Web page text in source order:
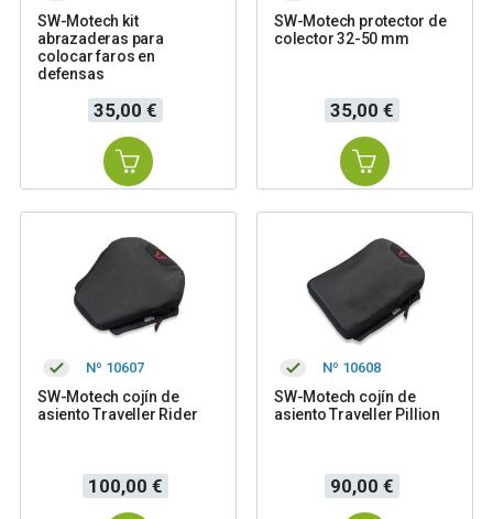
SW-Motech kit
abrazaderas para
colocar faros en
defensas
Precio
35,00 €
SW-Motech protector de
colector 32-50 mm
Precio
35,00 €
Nº 10607
SW-Motech cojín de
asiento Traveller Rider
Precio
100,00 €
Nº 10608
SW-Motech cojín de
asiento Traveller Pillion
Precio
90,00 €